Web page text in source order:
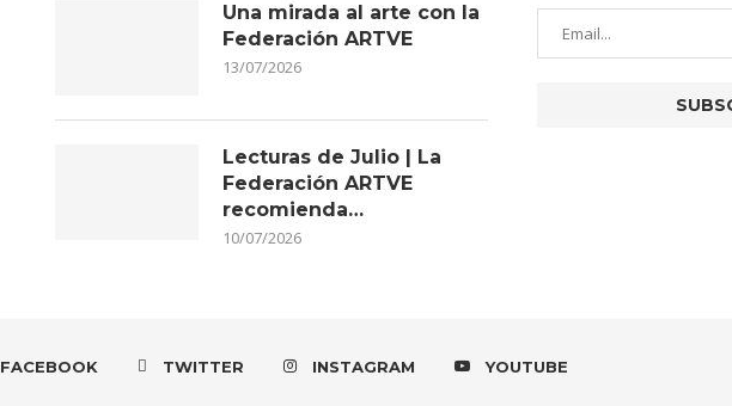
Una mirada al arte con la
Federación ARTVE
13/07/2026
Lecturas de Julio | La
Federación ARTVE
recomienda…
10/07/2026
FACEBOOK TWITTER INSTAGRAM YOUTUBE